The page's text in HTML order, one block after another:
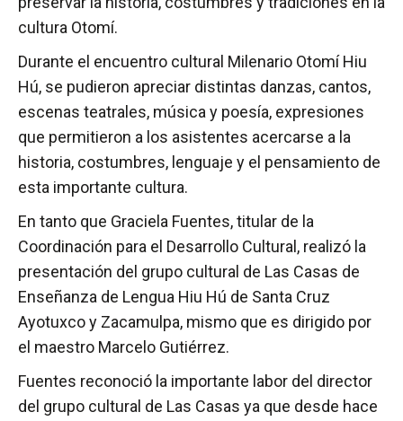
cultura Otomí.
Durante el encuentro cultural Milenario Otomí Hiu
Hú, se pudieron apreciar distintas danzas, cantos,
escenas teatrales, música y poesía, expresiones
que permitieron a los asistentes acercarse a la
historia, costumbres, lenguaje y el pensamiento de
esta importante cultura.
En tanto que Graciela Fuentes, titular de la
Coordinación para el Desarrollo Cultural, realizó la
presentación del grupo cultural de Las Casas de
Enseñanza de Lengua Hiu Hú de Santa Cruz
Ayotuxco y Zacamulpa, mismo que es dirigido por
el maestro Marcelo Gutiérrez.
Fuentes reconoció la importante labor del director
del grupo cultural de Las Casas ya que desde hace